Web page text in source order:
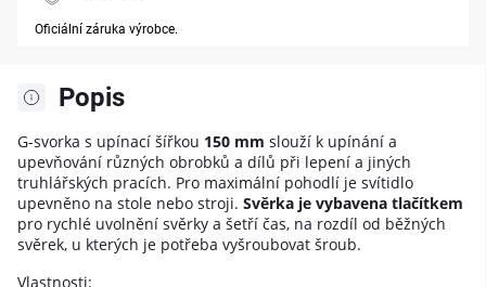
Popis
G-svorka s upínací šířkou 150 mm slouží k upínání a
upevňování různých obrobků a dílů při lepení a jiných
truhlářských pracích. Pro maximální pohodlí je svítidlo
upevněno na stole nebo stroji. Svěrka je vybavena tlačítkem
pro rychlé uvolnění svěrky a šetří čas, na rozdíl od běžných
svěrek, u kterých je potřeba vyšroubovat šroub.
Vlastnosti:
Oficiální záruka výrobce.